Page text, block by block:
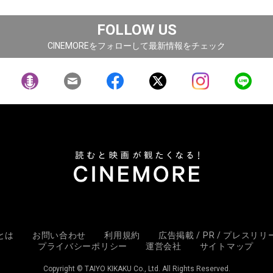
FOLLOW US
CINEMOREをフォローして最新情報をチェック
は お問い合わせ 利用規約
広告掲載 / PR / プレスリリ
プライバシーポリシー
運営会社 サイトマップ
Copyright © TAIYO KIKAKU Co., Ltd. All Rights Reserved.